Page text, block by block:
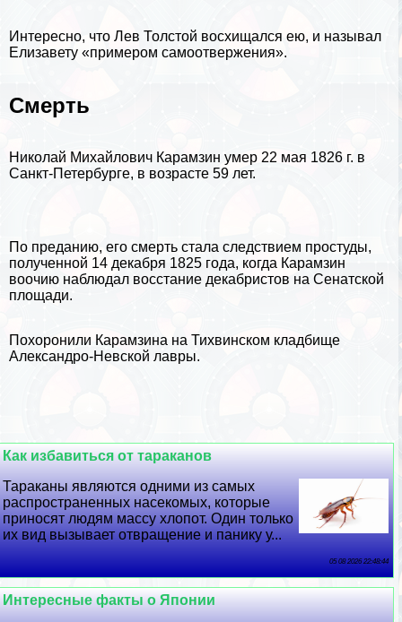
Интересно, что Лев Толстой восхищался ею, и называл
Елизавету «примером самоотвержения».
Cмepть
Николай Михайлович Карамзин умер 22 мая 1826 г. в
Санкт-Петербурге, в возрасте 59 лет.
По преданию, его cмepть стала следствием простуды,
полученной 14 декабря 1825 года, когда Карамзин
воочию наблюдал восстание декабристов на Сенатской
площади.
Похоронили Карамзина на Тихвинском кладбище
Александро-Невской лавры.
Как избавиться от таpaканов
Таpaканы являются одними из самых
распространенных насекомых, которые
приносят людям массу хлопот. Один только
их вид вызывает отвращение и панику у...
05 08 2026 22:48:44
Интересные факты о Японии